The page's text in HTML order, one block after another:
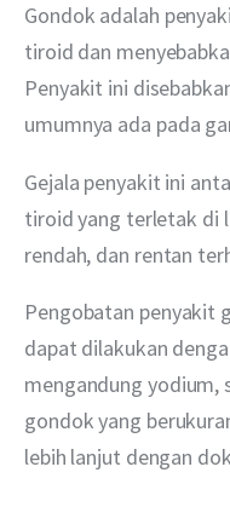
Gondok adalah
tiroid dan
Penyakit ini
umumnya ada pada
Gejala penyakit ini
tiroid yang terletak di
rendah, dan rentan
Pengobatan penyakit
dapat dilakukan
mengandung yodium,
gondok yang
lebih lanjut dengan